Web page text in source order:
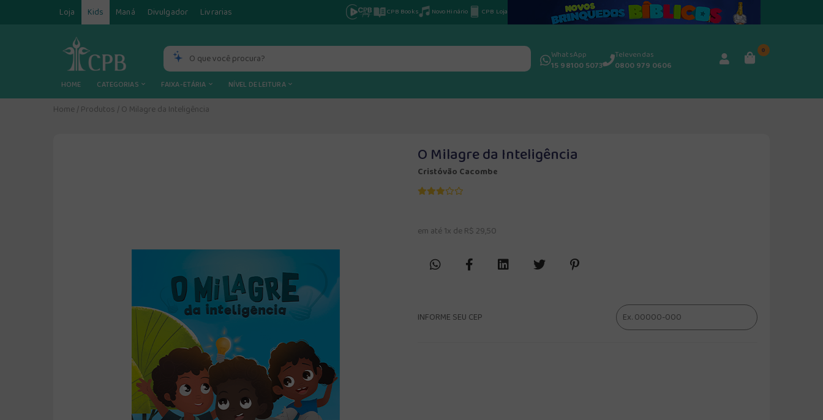
Loja Kids Maná Divulgador Livrarias CPB Books Novo Hinário CPB Loja
WhatsApp
15 98100 5073
Televendas
0800 979 0606
0
HOME CATEGORIAS FAIXA-ETÁRIA NÍVEL DE LEITURA
Home /Produtos /O Milagre da Inteligência
O Milagre da Inteligência
Cristóvão Cacombe
em até 1x de R$ 29,50
INFORME SEU CEP